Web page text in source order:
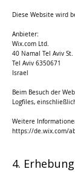
Diese Website wird
Anbieter:
Wix.com Ltd.
40 Namal Tel Aviv St.
Tel Aviv 6350671
Israel
Beim Besuch der
Logfiles,
Weitere
https://de.wix.com/
4.